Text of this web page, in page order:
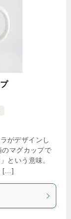
がデザインし
マグカップで
という意味。
[…]